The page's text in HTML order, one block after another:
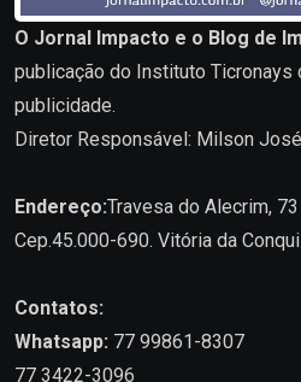
O Jornal Impacto e o Blog de
publicação do Instituto Ticronays
publicidade.
Diretor Responsável: Milson
Endereço:Travesa do Alecrim,
Cep.45.000-690. Vitória da
Contatos:
Whatsapp: 77 99861-8307
77 3422-3096